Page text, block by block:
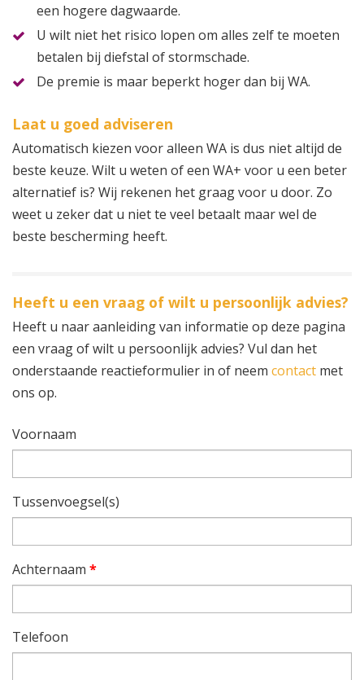
een hogere dagwaarde.
U wilt niet het risico lopen om alles zelf te moeten
betalen bij diefstal of stormschade.
De premie is maar beperkt hoger dan bij WA.
Laat u goed adviseren
Automatisch kiezen voor alleen WA is dus niet altijd de
beste keuze. Wilt u weten of een WA+ voor u een beter
alternatief is? Wij rekenen het graag voor u door. Zo
weet u zeker dat u niet te veel betaalt maar wel de
beste bescherming heeft.
Heeft u een vraag of wilt u persoonlijk advies?
Heeft u naar aanleiding van informatie op deze pagina
een vraag of wilt u persoonlijk advies? Vul dan het
onderstaande reactieformulier in of neem contact met
ons op.
Voornaam
Tussenvoegsel(s)
Achternaam *
Telefoon